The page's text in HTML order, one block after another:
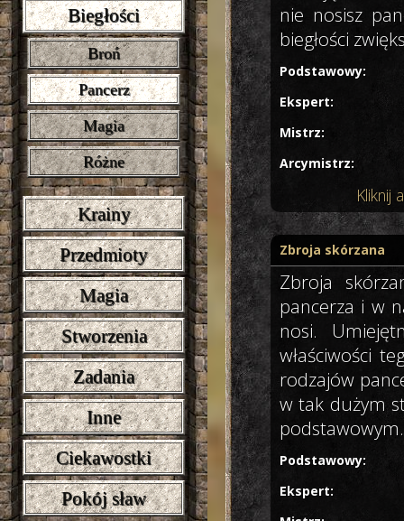
Biegłości
Broń
Pancerz
Magia
Różne
Krainy
Przedmioty
Magia
Stworzenia
Zadania
Inne
Ciekawostki
Pokój sław
nie nosisz
biegłości
Podstawowy:
Ekspert:
Mistrz:
Arcymistrz:
Kliknij
Zbroja skórzana
Zbroja
pancerza i w
nosi.
właściwości
rodzajów
w tak dużym
podstawowym.
Podstawowy:
Ekspert: